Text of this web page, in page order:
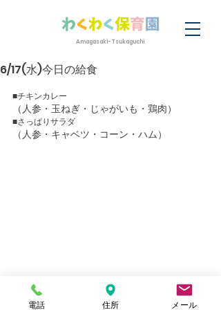
Amagasaki-Tsukaguchi
6/17(水)今日の給食
■チキンカレー
（人参・玉ねぎ・じゃがいも・鶏肉）
■さっぱりサラダ
（人参・キャベツ・コーン・ハム）
電話 住所 メール